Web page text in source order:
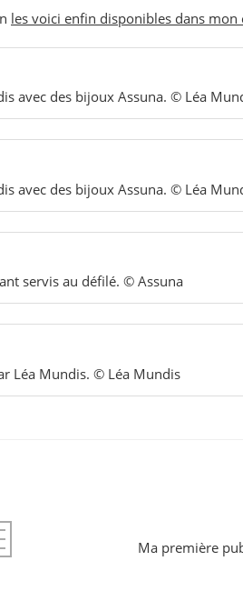
les voici enfin disponibles dans mon
avec des bijoux Assuna. © Léa
avec des bijoux Assuna. © Léa
servis au défilé. © Assuna
Léa Mundis. © Léa Mundis
Ma première